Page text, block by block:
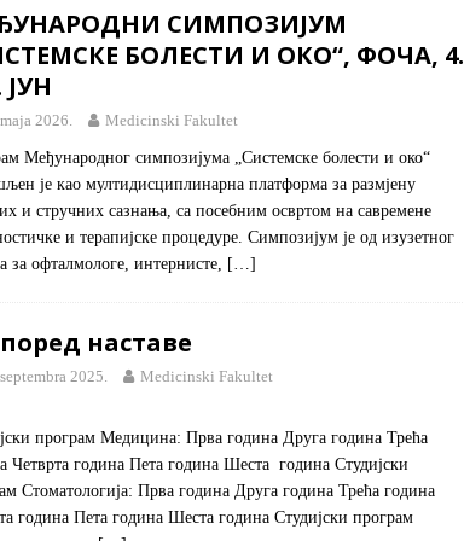
НА КРАТКИ ПРОГРАМ СТУДИЈА СТОМАТОЛОШКА СЕСТРА У
дoктoрскoj дисeртaциjи ОБАВЈЕШТЕЊА
ЛИСТА, ПРВИ УПИСНИ РОК ДРУГИ ЦИКЛУС СТУДИЈА –
РЕХАБИЛИТАЦИЈА ОБАВЈЕШТЕЊА
СИМПОЗИЈУМ
БОЛЕСТИ И ОКО“, ФОЧА, 4.
ЈУН
2026. Medicinski Fakultet
Међународног симпозијума „Системске болести и око“
је као мултидисциплинарна платформа за размјену
и стручних сазнања, са посебним освртом на савремене
и терапијске процедуре. Симпозијум је од изузетног
за офталмологе, интернисте, […]
наставе
2025. Medicinski Fakultet
програм Медицина: Прва година Друга година Трећа
Четврта година Пета година Шеста година Студијски
Стоматологија: Прва година Друга година Трећа година
година Пета година Шеста година Студијски програм